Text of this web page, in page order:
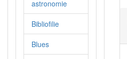
astronomie
Bibliofilie
Blues